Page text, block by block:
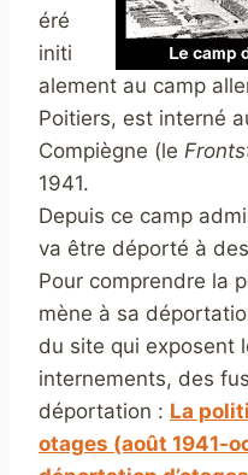
éré
initi
alement au camp
Poitiers, est interné
Compiègne (le
1941.
Depuis ce camp
va être déporté à
Pour comprendre la
mène à sa
du site qui exposent
internements, des
déportation : La
otages (août 1941-